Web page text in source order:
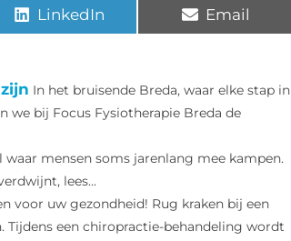
LinkedIn Email
In het bruisende Breda, waar elke stap in
bij Focus Fysiotherapie Breda de
waar mensen soms jarenlang mee kampen.
lees...
voor uw gezondheid! Rug kraken bij een
een chiropractie-behandeling wordt